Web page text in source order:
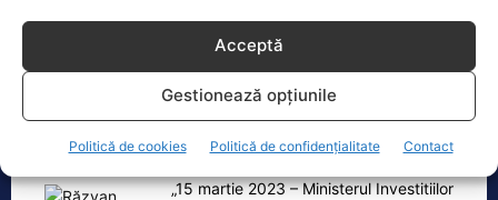
Acceptă
Gestionează opțiunile
Politică de cookies Politică de confidențialitate Contact
Ecopolitic
Parchet General? Mai are structuri de…
„15 martie 2023 – Ministerul Investitiilor